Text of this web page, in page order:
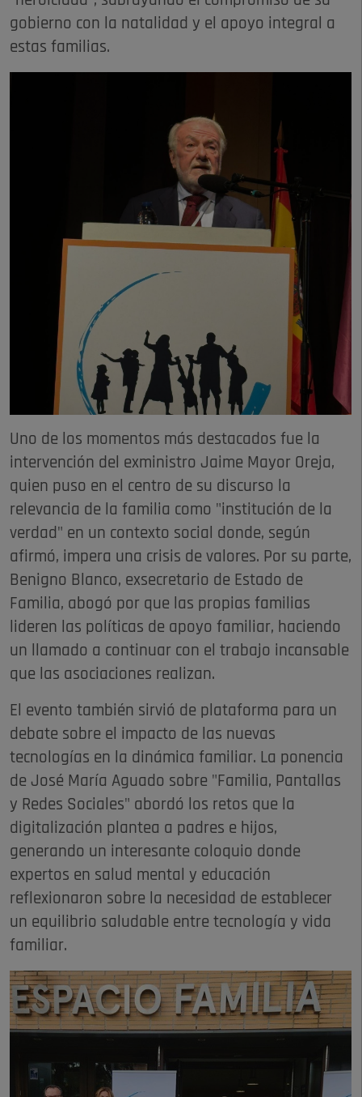
gobierno con la natalidad y el apoyo integral a
estas familias.
Uno de los momentos más destacados fue la
intervención del exministro Jaime Mayor Oreja,
quien puso en el centro de su discurso la
relevancia de la familia como "institución de la
verdad" en un contexto social donde, según
afirmó, impera una crisis de valores. Por su parte,
Benigno Blanco, exsecretario de Estado de
Familia, abogó por que las propias familias
lideren las políticas de apoyo familiar, haciendo
un llamado a continuar con el trabajo incansable
que las asociaciones realizan.
El evento también sirvió de plataforma para un
debate sobre el impacto de las nuevas
tecnologías en la dinámica familiar. La ponencia
de José María Aguado sobre "Familia, Pantallas
y Redes Sociales" abordó los retos que la
digitalización plantea a padres e hijos,
generando un interesante coloquio donde
expertos en salud mental y educación
reflexionaron sobre la necesidad de establecer
un equilibrio saludable entre tecnología y vida
familiar.